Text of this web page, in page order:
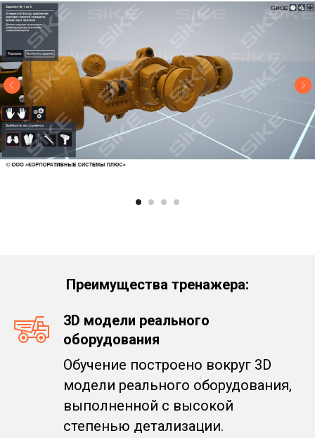
Преимущества тренажера:
3D модели реального
оборудования
Обучение построено вокруг 3D
модели реального оборудования,
выполненной с высокой
степенью детализации.